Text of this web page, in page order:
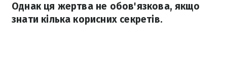
Однак ця жертва не обов'язкова, якщо
знати кілька корисних секретів.